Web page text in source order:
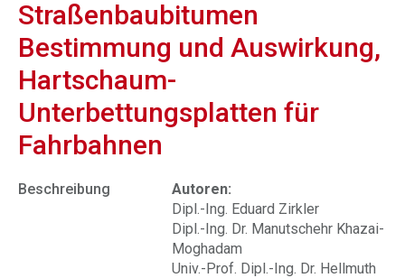
Straßenbaubitumen
Bestimmung und Auswirkung,
Hartschaum-
Unterbettungsplatten für
Fahrbahnen
Beschreibung
Autoren:
Dipl.-Ing. Eduard Zirkler
Dipl.-Ing. Dr. Manutschehr Khazai-
Moghadam
Univ.-Prof. Dipl.-Ing. Dr. Hellmuth